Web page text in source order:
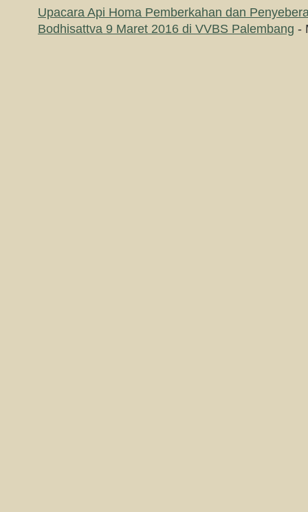
Upacara Api Homa Pemberkahan dan
Bodhisattva 9 Maret 2016 di VVBS Palembang -